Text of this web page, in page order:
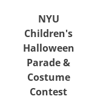
NYU
Children's
Halloween
Parade &
Costume
Contest